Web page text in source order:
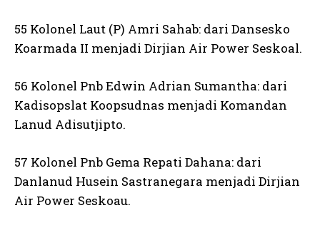
55 Kolonel Laut (P) Amri Sahab: dari Dansesko
Koarmada II menjadi Dirjian Air Power Seskoal.
56 Kolonel Pnb Edwin Adrian Sumantha: dari
Kadisopslat Koopsudnas menjadi Komandan
Lanud Adisutjipto.
57 Kolonel Pnb Gema Repati Dahana: dari
Danlanud Husein Sastranegara menjadi Dirjian
Air Power Seskoau.